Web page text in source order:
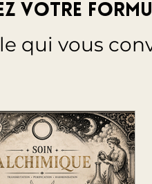
votre
qui vous